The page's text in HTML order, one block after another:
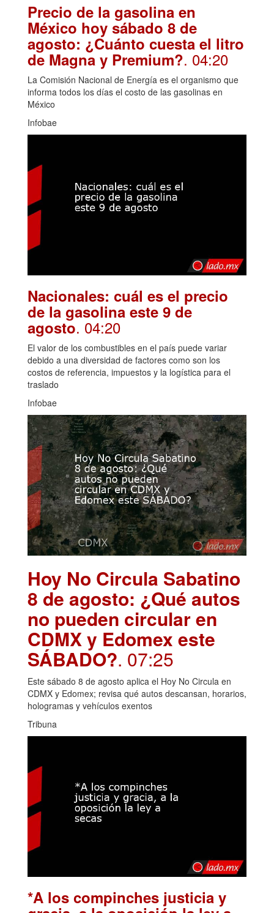
Precio de la gasolina en
México hoy sábado 8 de
agosto: ¿Cuánto cuesta el litro
de Magna y Premium?. 04:20
La Comisión Nacional de Energía es el organismo que
informa todos los días el costo de las gasolinas en
México
Infobae
Nacionales: cuál es el precio
de la gasolina este 9 de
agosto. 04:20
El valor de los combustibles en el país puede variar
debido a una diversidad de factores como son los
costos de referencia, impuestos y la logística para el
traslado
Infobae
Hoy No Circula Sabatino
8 de agosto: ¿Qué autos
no pueden circular en
CDMX y Edomex este
SÁBADO?. 07:25
Este sábado 8 de agosto aplica el Hoy No Circula en
CDMX y Edomex; revisa qué autos descansan, horarios,
hologramas y vehículos exentos
Tribuna
*A los compinches justicia y